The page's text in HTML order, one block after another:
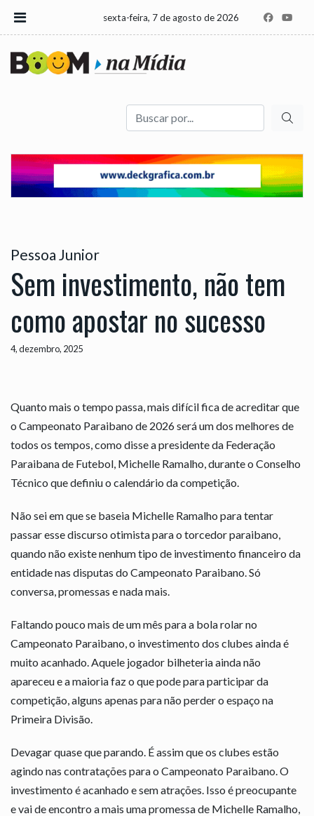
sexta-feira, 7 de agosto de 2026
Buscar
Pessoa Junior
Sem investimento, não tem
como apostar no sucesso
4, dezembro, 2025
Quanto mais o tempo passa, mais difícil fica de acreditar que
o Campeonato Paraibano de 2026 será um dos melhores de
todos os tempos, como disse a presidente da Federação
Paraibana de Futebol, Michelle Ramalho, durante o Conselho
Técnico que definiu o calendário da competição.
Não sei em que se baseia Michelle Ramalho para tentar
passar esse discurso otimista para o torcedor paraibano,
quando não existe nenhum tipo de investimento financeiro da
entidade nas disputas do Campeonato Paraibano. Só
conversa, promessas e nada mais.
Faltando pouco mais de um mês para a bola rolar no
Campeonato Paraibano, o investimento dos clubes ainda é
muito acanhado. Aquele jogador bilheteria ainda não
apareceu e a maioria faz o que pode para participar da
competição, alguns apenas para não perder o espaço na
Primeira Divisão.
Devagar quase que parando. É assim que os clubes estão
agindo nas contratações para o Campeonato Paraibano. O
investimento é acanhado e sem atrações. Isso é preocupante
e vai de encontro a mais uma promessa de Michelle Ramalho,